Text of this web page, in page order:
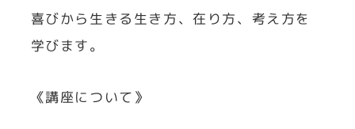
喜びから生きる生き方、在り方、考え方を
学びます。
《講座について》